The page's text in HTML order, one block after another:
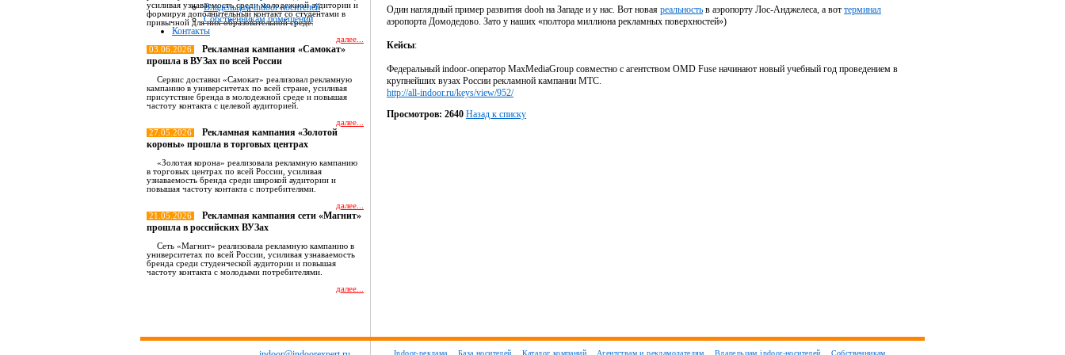
Владельцам indoor носителей
Собственникам помещений
Контакты
усиливая узнаваемость среди молодежной аудитории и
формируя дополнительный контакт со студентами в
привычной для них образовательной среде.
далее...
03.06.2026
Рекламная кампания «Самокат»
прошла в ВУЗах по всей России
Сервис доставки «Самокат» реализовал рекламную
кампанию в университетах по всей стране, усиливая
присутствие бренда в молодежной среде и повышая
частоту контакта с целевой аудиторией.
далее...
27.05.2026
Рекламная кампания «Золотой
короны» прошла в торговых центрах
«Золотая корона» реализовала рекламную кампанию
в торговых центрах по всей России, усиливая
узнаваемость бренда среди широкой аудитории и
повышая частоту контакта с потребителями.
далее...
21.05.2026
Рекламная кампания сети «Магнит»
прошла в российских ВУЗах
Сеть «Магнит» реализовала рекламную кампанию в
университетах по всей России, усиливая узнаваемость
бренда среди студенческой аудитории и повышая
частоту контакта с молодыми потребителями.
далее...
Один наглядный пример развития dooh на Западе и у нас. Вот новая реальность в аэропорту Лос-Анджелеса, а вот терминал
аэропорта Домодедово. Зато у наших «полтора миллиона рекламных поверхностей»)
Кейсы:
Федеральный indoor-оператор MaxMediaGroup совместно с агентством OMD Fuse начинают новый учебный год проведением в
крупнейших вузах России рекламной кампании МТС.
http://all-indoor.ru/keys/view/952/
Просмотров: 2640 Назад к списку
Indoor-реклама База носителей Каталог компаний Агентствам и рекламодателям Владельцам indoor-носителей Собственникам